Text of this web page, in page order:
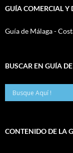
GUÍA COMERCIAL
Guía de Málaga -
BUSCAR EN GUÍA
CONTENIDO DE LA